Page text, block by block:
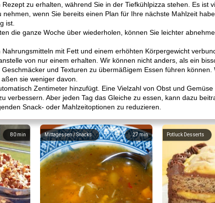
zu erhalten, während Sie in der Tiefkühlpizza stehen. Es ist
wenn Sie bereits einen Plan für Ihre nächste Mahlzeit
ist.
die ganze Woche über wiederholen, können Sie leichter
mit Fett und einem erhöhten Körpergewicht
von nur einem erhalten. Wir können nicht anders, als ein
und Texturen zu übermäßigem Essen führen können.
sie weniger davon.
Zentimeter hinzufügt. Eine Vielzahl von Obst und Gemüse
verbessern. Aber jeden Tag das Gleiche zu essen, kann dazu
Snack- oder Mahlzeitoptionen zu reduzieren.
80 min 27min
Mittagessen / Snacks Potluck Desserts